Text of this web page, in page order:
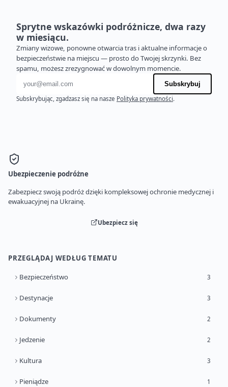
Sprytne wskazówki podróżnicze, dwa razy
w miesiącu.
Zmiany wizowe, ponowne otwarcia tras i aktualne informacje o
bezpieczeństwie na miejscu — prosto do Twojej skrzynki. Bez
spamu, możesz zrezygnować w dowolnym momencie.
Adres e-mail
Subskrybuj
Subskrybując, zgadzasz się na nasze Polityka prywatności.
Ubezpieczenie podróżne
Zabezpiecz swoją podróż dzięki kompleksowej ochronie medycznej i
ewakuacyjnej na Ukrainę.
Ubezpiecz się
PRZEGLĄDAJ WEDŁUG TEMATU
Bezpieczeństwo 3
Destynacje 3
Dokumenty 2
Jedzenie 2
Kultura 3
Pieniądze 1